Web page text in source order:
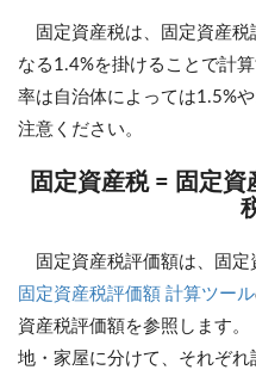
固定資産税は、固定資産
なる1.4%を掛けることで計
率は自治体によっては1.5%
注意ください。
固定資産税 = 固定資
固定資産税評価額は、固定
固定資産税評価額 計算ツール
資産税評価額を参照します
地・家屋に分けて、それぞれ